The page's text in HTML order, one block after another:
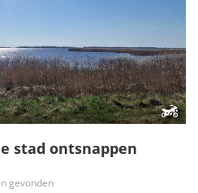
stad ontsnappen
gevonden